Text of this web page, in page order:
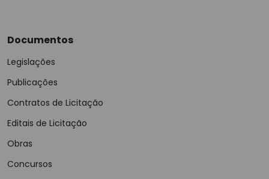
Documentos
Legislações
Publicações
Contratos de Licitação
Editais de Licitação
Obras
Concursos